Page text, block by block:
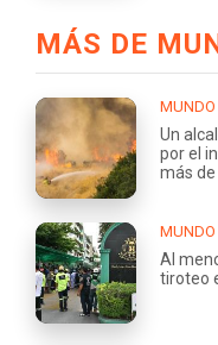
MÁS DE
MUNDO
Un
por el
más de
MUNDO
Al
tiroteo